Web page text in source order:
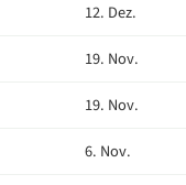
12. Dez.
19. Nov.
19. Nov.
6. Nov.